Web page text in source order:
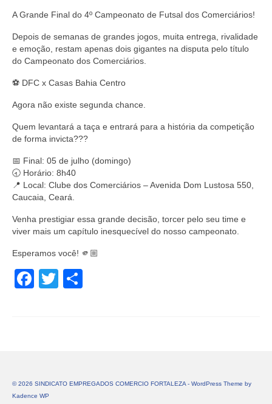
A Grande Final do 4º Campeonato de Futsal dos Comerciários!
Depois de semanas de grandes jogos, muita entrega, rivalidade
e emoção, restam apenas dois gigantes na disputa pelo título
do Campeonato dos Comerciários.
⚽ DFC x Casas Bahia Centro
Agora não existe segunda chance.
Quem levantará a taça e entrará para a história da competição
de forma invicta???
📅 Final: 05 de julho (domingo)
🕣 Horário: 8h40
📍 Local: Clube dos Comerciários – Avenida Dom Lustosa 550,
Caucaia, Ceará.
Venha prestigiar essa grande decisão, torcer pelo seu time e
viver mais um capítulo inesquecível do nosso campeonato.
Esperamos você! 🫵🏼
Facebook
Twitter
© 2026 SINDICATO EMPREGADOS COMERCIO FORTALEZA - WordPress Theme by
Kadence WP